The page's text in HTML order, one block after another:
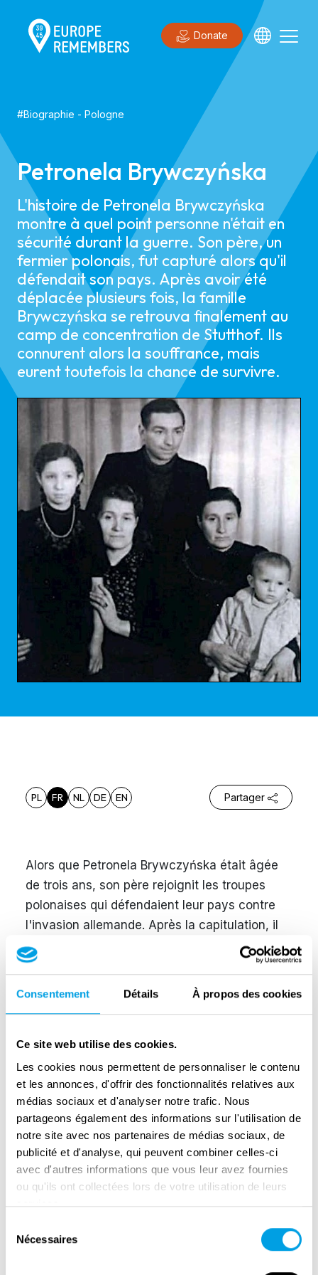
Consentement Détails À propos des cookies
Ce site web utilise des cookies.
Les cookies nous permettent de personnaliser le contenu
et les annonces, d'offrir des fonctionnalités relatives aux
médias sociaux et d'analyser notre trafic. Nous
partageons également des informations sur l'utilisation de
notre site avec nos partenaires de médias sociaux, de
publicité et d'analyse, qui peuvent combiner celles-ci
avec d'autres informations que vous leur avez fournies
ou qu'ils ont collectées lors de votre utilisation de leurs
services.
Nécessaires
Donate
#Biographie - Pologne
Petronela Brywczyńska
L'histoire de Petronela Brywczyńska
montre à quel point personne n'était en
sécurité durant la guerre. Son père, un
fermier polonais, fut capturé alors qu'il
défendait son pays. Après avoir été
déplacée plusieurs fois, la famille
Brywczyńska se retrouva finalement au
camp de concentration de Stutthof. Ils
connurent alors la souffrance, mais
eurent toutefois la chance de survivre.
PL FR NL DE EN Partager
Alors que Petronela Brywczyńska était âgée
de trois ans, son père rejoignit les troupes
polonaises qui défendaient leur pays contre
l'invasion allemande. Après la capitulation, il
devint prisonnier de guerre et dut servir les
Allemands comme travailleur forcé, le plus
souvent dans une ferme allemande située à
proximité d'Allenstein (Olsztyn). Au bout de
famille. En janvier 1945, en raison de
l'avancée de l'Armée rouge, la famille de
Petronela fut contrainte de fuir avec le
propriétaire de la ferme pour se rendre à
Königsberg (Kaliningrad) et à Pillau (Baltijsk).
Avec des milliers de réfugiés allemands, ils
traversèrent ainsi la lagune gelée de la
Vistule. Alors que les Allemands continuèrent
plus à l'ouest, ils se cachèrent dans les forêts.
glacial, ils espérèrent alors une libération, en